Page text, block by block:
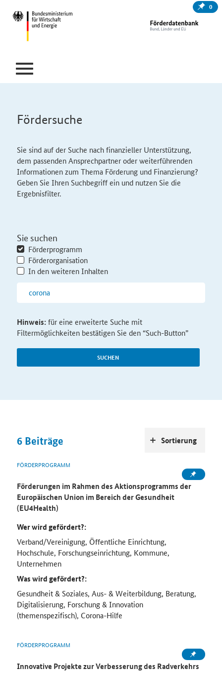
0
Fördersuche
Sie sind auf der Suche nach finanzieller Unterstützung,
dem passenden Ansprechpartner oder weiterführenden
Informationen zum Thema Förderung und Finanzierung?
Geben Sie Ihren Suchbegriff ein und nutzen Sie die
Ergebnisfilter.
Sie suchen
Förderprogramm
Förderorganisation
In den weiteren Inhalten
SUCHEN
Hinweis:für eine erweiterte Suche mit
Filtermöglichkeiten bestätigen Sie den “Such-Button”
6 Beiträge
FÖRDERPROGRAMM
Förderungen im Rahmen des Aktionsprogramms der
Europäischen Union im Bereich der Gesundheit
(EU4Health)
Wer wird gefördert?:
Verband/Vereinigung, Öffentliche Einrichtung,
Hochschule, Forschungseinrichtung, Kommune,
Unternehmen
Was wird gefördert?:
Gesundheit & Soziales, Aus- & Weiterbildung, Beratung,
Digitalisierung, Forschung & Innovation
(themenspezifisch), Corona-Hilfe
FÖRDERPROGRAMM
Innovative Projekte zur Verbesserung des Radverkehrs
Sortierung